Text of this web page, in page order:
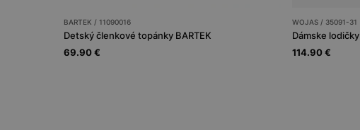
BARTEK / 11090016
Detský členkové topánky BARTEK
69.90 €
WOJAS / 35091-31
Dámske lodičky
114.90 €